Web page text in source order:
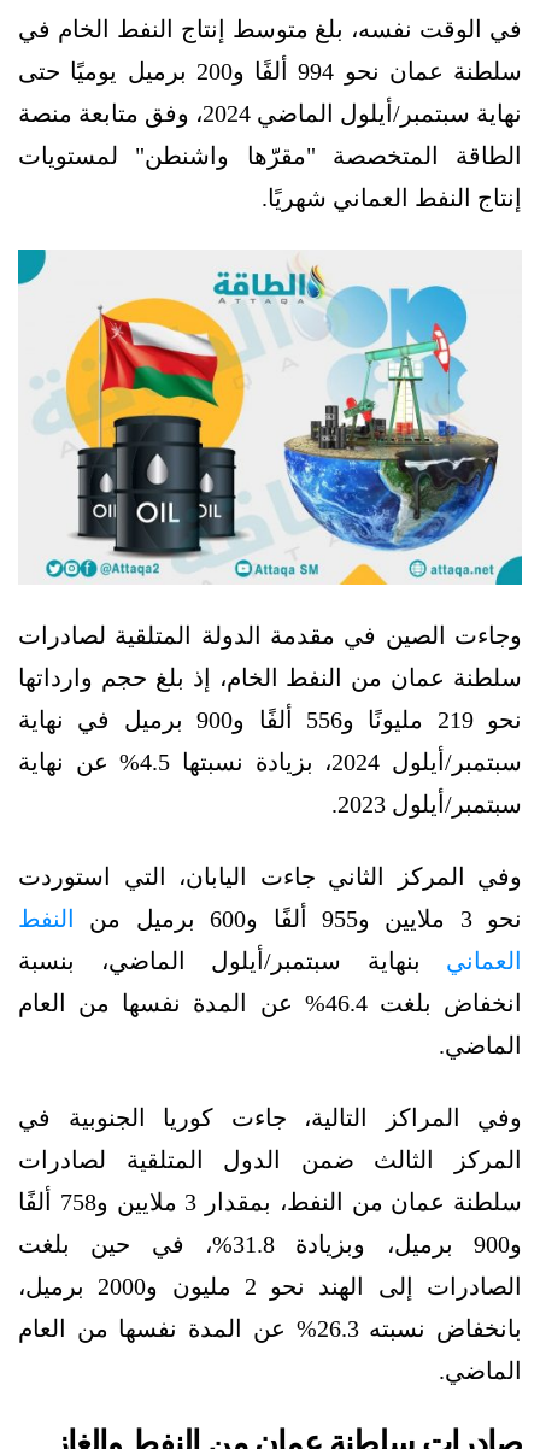
في الوقت نفسه، بلغ متوسط إنتاج النفط الخام في
سلطنة عمان نحو 994 ألفًا و200 برميل يوميًا حتى
نهاية سبتمبر/أيلول الماضي 2024، وفق متابعة منصة
الطاقة المتخصصة "مقرّها واشنطن" لمستويات
إنتاج النفط العماني شهريًا.
وجاءت الصين في مقدمة الدولة المتلقية لصادرات
سلطنة عمان من النفط الخام، إذ بلغ حجم وارداتها
نحو 219 مليونًا و556 ألفًا و900 برميل في نهاية
سبتمبر/أيلول 2024، بزيادة نسبتها 4.5% عن نهاية
سبتمبر/أيلول 2023.
وفي المركز الثاني جاءت اليابان، التي استوردت
نحو 3 ملايين و955 ألفًا و600 برميل من
النفط
العماني بنهاية سبتمبر/أيلول الماضي، بنسبة
انخفاض بلغت 46.4% عن المدة نفسها من العام
الماضي.
وفي المراكز التالية، جاءت كوريا الجنوبية في
المركز الثالث ضمن الدول المتلقية لصادرات
سلطنة عمان من النفط، بمقدار 3 ملايين و758 ألفًا
و900 برميل، وبزيادة 31.8%، في حين بلغت
الصادرات إلى الهند نحو 2 مليون و2000 برميل،
بانخفاض نسبته 26.3% عن المدة نفسها من العام
الماضي.